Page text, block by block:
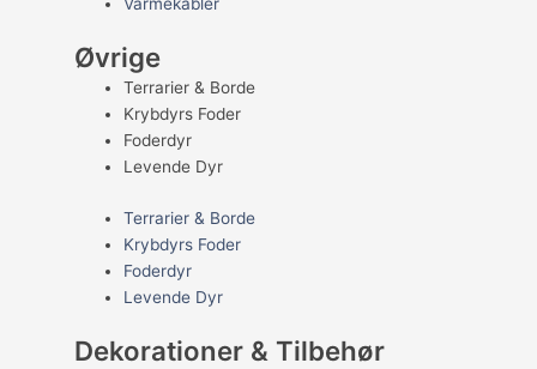
Øvrige
Terrarier & Borde
Krybdyrs Foder
Foderdyr
Levende Dyr
Terrarier & Borde
Krybdyrs Foder
Foderdyr
Levende Dyr
Dekorationer & Tilbehør